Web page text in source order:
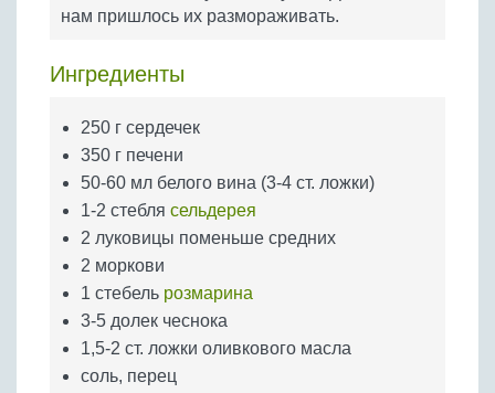
Бобовые
Крупы
нам пришлось их размораживать.
Ингредиенты
250 г сердечек
350 г печени
50-60 мл белого вина (3-4 ст. ложки)
1-2 стебля сельдерея
2 луковицы поменьше средних
2 моркови
1 стебель розмарина
3-5 долек чеснока
1,5-2 ст. ложки оливкового масла
соль, перец